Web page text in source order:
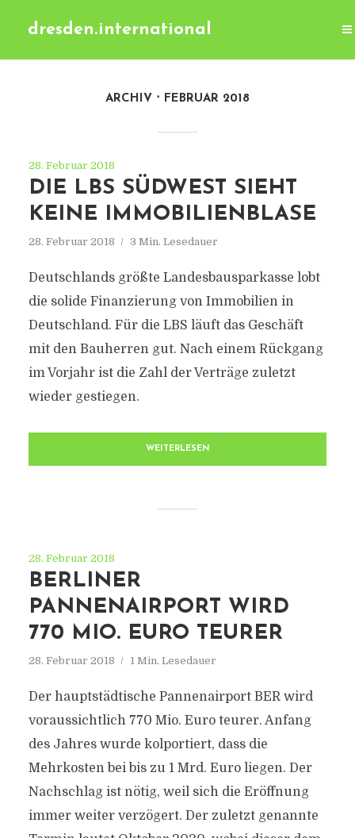
dresden.international
ARCHIV FEBRUAR 2018
28. Februar 2018
DIE LBS SÜDWEST SIEHT
KEINE IMMOBILIENBLASE
28. Februar 2018 3 Min. Lesedauer
Deutschlands größte Landesbausparkasse lobt
die solide Finanzierung von Immobilien in
Deutschland. Für die LBS läuft das Geschäft
mit den Bauherren gut. Nach einem Rückgang
im Vorjahr ist die Zahl der Verträge zuletzt
wieder gestiegen.
WEITERLESEN
28. Februar 2018
BERLINER
PANNENAIRPORT WIRD
770 MIO. EURO TEURER
28. Februar 2018 1 Min. Lesedauer
Der hauptstädtische Pannenairport BER wird
voraussichtlich 770 Mio. Euro teurer. Anfang
des Jahres wurde kolportiert, dass die
Mehrkosten bei bis zu 1 Mrd. Euro liegen. Der
Nachschlag ist nötig, weil sich die Eröffnung
immer weiter verzögert. Der zuletzt genannte